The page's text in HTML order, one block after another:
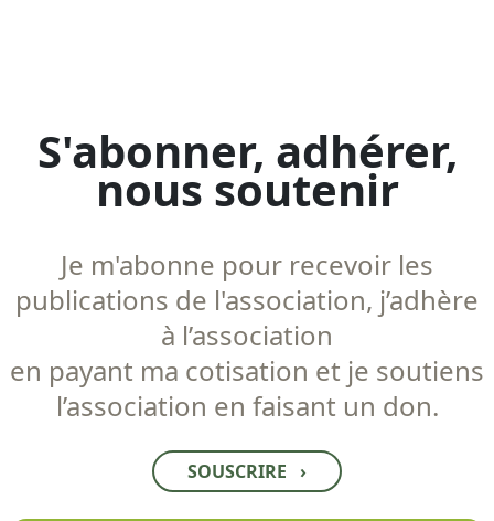
S'abonner, adhérer,
nous soutenir
Je m'abonne pour recevoir les
publications de l'association, j’adhère
à l’association
en payant ma cotisation et je soutiens
l’association en faisant un don.
SOUSCRIRE ›